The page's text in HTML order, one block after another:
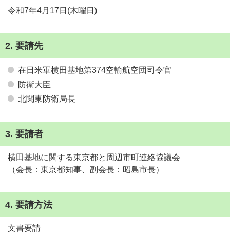
令和7年4月17日(木曜日)
2. 要請先
在日米軍横田基地第374空輸航空団司令官
防衛大臣
北関東防衛局長
3. 要請者
横田基地に関する東京都と周辺市町連絡協議会
（会長：東京都知事、副会長：昭島市長）
4. 要請方法
文書要請